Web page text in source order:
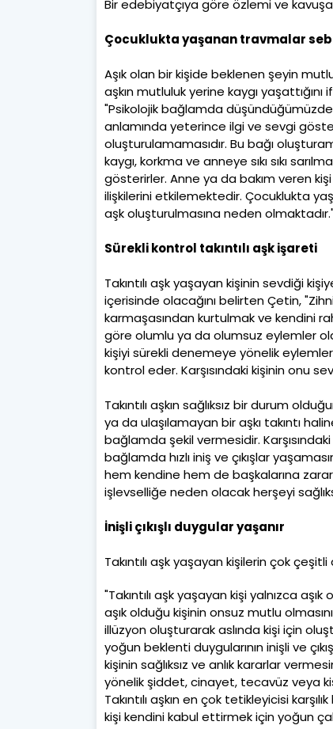
Bir edebiyatçıya göre özlemi ve
Çocuklukta yaşanan travmalar
Aşık olan bir kişide beklenen şeyin
aşkın mutluluk yerine kaygı yaşattığını
"Psikolojik bağlamda
anlamında yeterince ilgi ve sevgi
oluşturulamamasıdır. Bu bağı
kaygı, korkma ve anneye sıkı sıkı
gösterirler. Anne ya da bakım veren
ilişkilerini etkilemektedir. Çocuklukta
aşk oluşturulmasına neden
Sürekli kontrol takıntılı aşk işareti
Takıntılı aşk yaşayan kişinin sevdiği
içerisinde olacağını belirten Çetin,
karmaşasından kurtulmak ve kendini
göre olumlu ya da olumsuz eylemler
kişiyi sürekli denemeye yönelik
kontrol eder. Karşısındaki kişinin onu
Takıntılı aşkın sağlıksız bir durum
ya da ulaşılamayan bir aşkı takıntı
bağlamda şekil vermesidir.
bağlamda hızlı iniş ve çıkışlar
hem kendine hem de başkalarına
işlevselliğe neden olacak herşeyi
İnişli çıkışlı duygular yaşanır
Takıntılı aşk yaşayan kişilerin çok
"Takıntılı aşk yaşayan kişi yalnızca
aşık olduğu kişinin onsuz mutlu
illüzyon oluşturarak aslında kişi için
yoğun beklenti duygularının inişli ve
kişinin sağlıksız ve anlık kararlar
yönelik şiddet, cinayet, tecavüz veya
Takıntılı aşkın en çok tetikleyicisi
kişi kendini kabul ettirmek için yoğun